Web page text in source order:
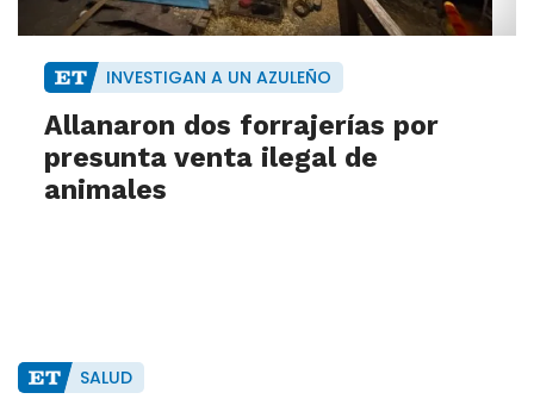
INVESTIGAN A UN AZULEÑO
Allanaron dos forrajerías por
presunta venta ilegal de
animales
SALUD